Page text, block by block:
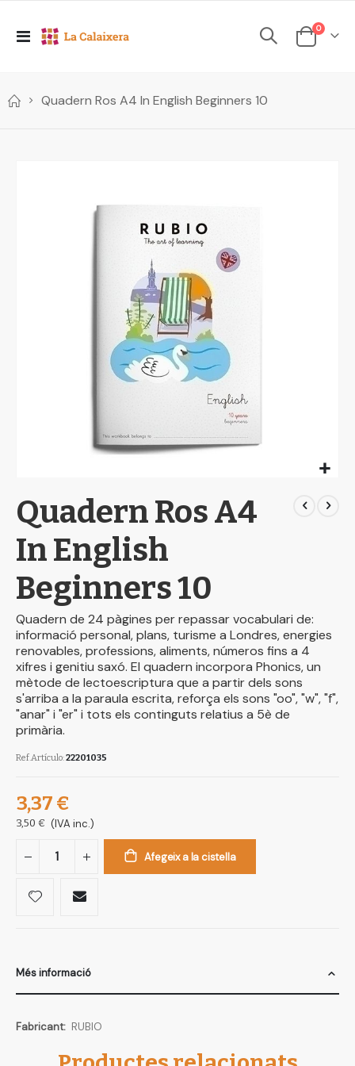
Toggle
Cesta
0elements
Quadern Ros A4 In English Beginners 10
to
the
images
gallery
Quadern Ros A4
In English
Beginners 10
Quadern de 24 pàgines per repassar vocabulari de:
informació personal, plans, turisme a Londres, energies
renovables, professions, aliments, números fins a 4
xifres i genitiu saxó. El quadern incorpora Phonics, un
mètode de lectoescriptura que a partir dels sons
s'arriba a la paraula escrita, reforça els sons "oo", "w", "f",
"anar" i "er" i tots els continguts relatius a 5è de
primària.
Ref.Artículo 22201035
3,37 €
3,50 € (IVA inc.)
Afegeix a la cistella
Més informació
Més
RUBIO